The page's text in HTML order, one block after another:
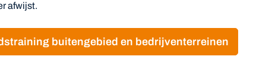
afwijst.
buitengebied en bedrijventerreinen